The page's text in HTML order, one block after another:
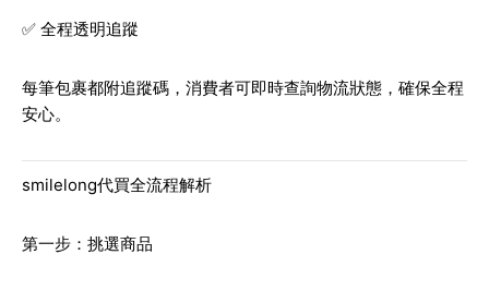
✅ 全程透明追蹤
每筆包裹都附追蹤碼，消費者可即時查詢物流狀態，確保全程
安心。
smilelong代買全流程解析
第一步：挑選商品